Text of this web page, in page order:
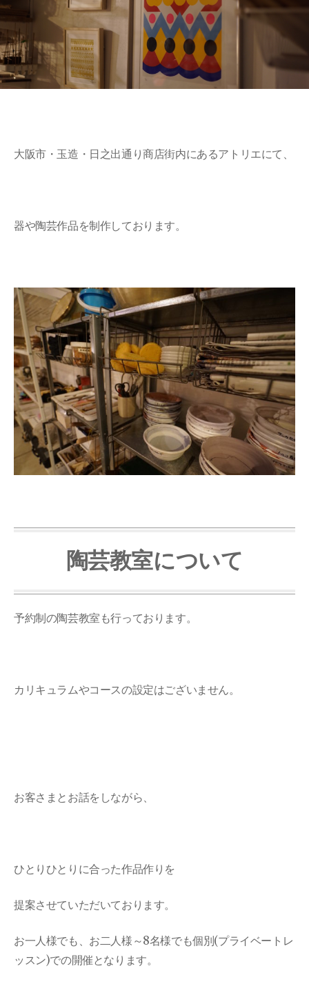
大阪市・玉造・日之出通り商店街内にあるアトリエにて、
器や陶芸作品を制作しております。
陶芸教室について
予約制の陶芸教室も行っております。
カリキュラムやコースの設定はございません。
お客さまとお話をしながら、
ひとりひとりに合った作品作りを
提案させていただいております。
お一人様でも、お二人様～8名様でも個別(プライベートレ
ッスン)での開催となります。